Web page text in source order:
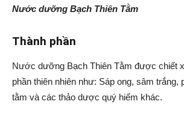
Nước dưỡng Bạch Thiên Tằm
Thành phần
Nước dưỡng Bạch Thiên Tằm được chiết
phần thiên nhiên như: Sáp ong, sâm trắng,
tằm và các thảo dược quý hiếm khác.